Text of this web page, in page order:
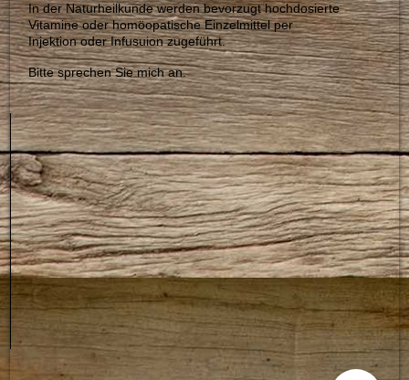
In der Naturheilkunde werden bevorzugt hochdosierte
Vitamine oder homöopatische Einzelmittel per
Injektion oder Infusuion zugeführt.
Bitte sprechen Sie mich an.